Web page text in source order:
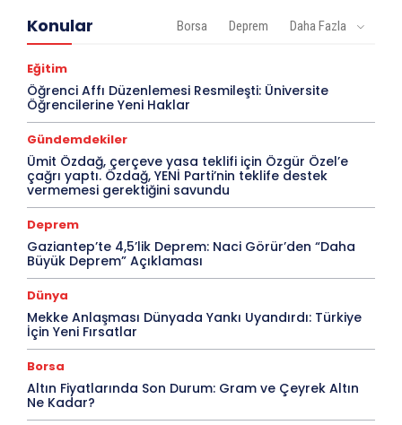
Konular Borsa Deprem Daha Fazla
Eğitim
Öğrenci Affı Düzenlemesi Resmileşti: Üniversite
Öğrencilerine Yeni Haklar
Gündemdekiler
Ümit Özdağ, çerçeve yasa teklifi için Özgür Özel’e
çağrı yaptı. Özdağ, YENİ Parti’nin teklife destek
vermemesi gerektiğini savundu
Deprem
Gaziantep’te 4,5’lik Deprem: Naci Görür’den “Daha
Büyük Deprem” Açıklaması
Dünya
Mekke Anlaşması Dünyada Yankı Uyandırdı: Türkiye
İçin Yeni Fırsatlar
Borsa
Altın Fiyatlarında Son Durum: Gram ve Çeyrek Altın
Ne Kadar?